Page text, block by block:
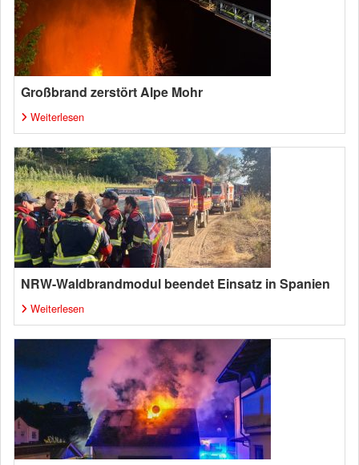
Großbrand zerstört Alpe Mohr
Weiterlesen
NRW-Waldbrandmodul beendet Einsatz in Spanien
Weiterlesen